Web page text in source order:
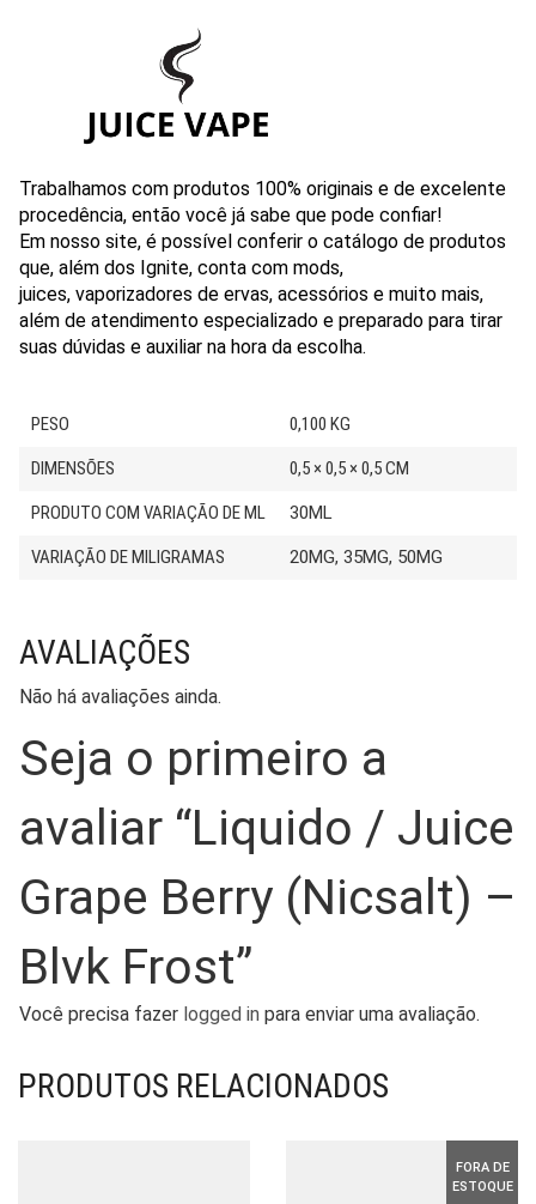
Trabalhamos com produtos 100% originais e de excelente
procedência, então você já sabe que pode confiar!
Em nosso site, é possível conferir o catálogo de produtos
que, além dos Ignite, conta com mods,
juices, vaporizadores de ervas, acessórios e muito mais,
além de atendimento especializado e preparado para tirar
suas dúvidas e auxiliar na hora da escolha.
PESO 0,100 KG
DIMENSÕES 0,5 × 0,5 × 0,5 CM
PRODUTO COM VARIAÇÃO DE ML 30ML
VARIAÇÃO DE MILIGRAMAS 20MG, 35MG, 50MG
AVALIAÇÕES
Não há avaliações ainda.
Seja o primeiro a
avaliar “Liquido / Juice
Grape Berry (Nicsalt) –
Blvk Frost”
Você precisa fazer logged in para enviar uma avaliação.
PRODUTOS RELACIONADOS
FORA DE
ESTOQUE